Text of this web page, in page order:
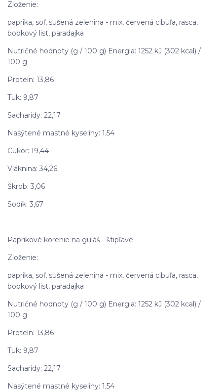
Zloženie:
paprika, soľ, sušená zelenina - mix, červená cibuľa, rasca,
bobkový list, paradajka
Nutričné hodnoty (g / 100 g) Energia: 1252 kJ (302 kcal) /
100 g
Proteín: 13,86
Tuk: 9,87
Sacharidy: 22,17
Nasýtené mastné kyseliny: 1,54
Cukor: 19,44
Vláknina: 34,26
Škrob: 3,06
Sodík: 3,67
Paprikové korenie na guláš - štipľavé
Zloženie:
paprika, soľ, sušená zelenina - mix, červená cibuľa, rasca,
bobkový list, paradajka
Nutričné hodnoty (g / 100 g) Energia: 1252 kJ (302 kcal) /
100 g
Proteín: 13,86
Tuk: 9,87
Sacharidy: 22,17
Nasýtené mastné kyseliny: 1,54